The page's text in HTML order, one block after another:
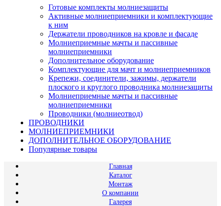
Готовые комплекты молниезащиты
Активные молниеприемники и комплектующие
к ним
Держатели проводников на кровле и фасаде
Молниеприемные мачты и пассивные
молниеприемники
Дополнительное оборудование
Комплектующие для мачт и молниеприемников
Крепежи, соединители, зажимы, держатели
плоского и круглого проводника молниезащиты
Молниеприемные мачты и пассивные
молниеприемники
Проводники (молниеотвод)
ПРОВОДНИКИ
МОЛНИЕПРИЕМНИКИ
ДОПОЛНИТЕЛЬНОЕ ОБОРУДОВАНИЕ
Популярные товары
Главная
Каталог
Монтаж
О компании
Галерея